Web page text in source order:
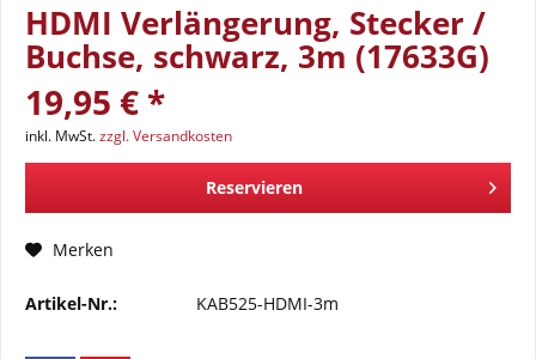
HDMI Verlängerung, Stecker /
Buchse, schwarz, 3m (17633G)
19,95 € *
inkl. MwSt.zzgl. Versandkosten
Reservieren
Merken
Artikel-Nr.: KAB525-HDMI-3m